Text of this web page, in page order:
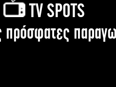
TV SPOTS
πρόσφατες